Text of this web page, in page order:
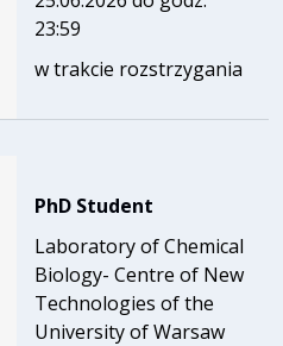
23:59
w trakcie rozstrzygania
PhD Student
Laboratory of Chemical
Biology- Centre of New
Technologies of the
University of Warsaw